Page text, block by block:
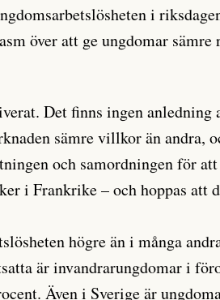
i
över att ge ungdomar
Det finns ingen anledning
sämre villkor än andra,
och samordningen för
i Frankrike – och hoppas att
högre än i många
är invandrarungdomar i
Även i Sverige är